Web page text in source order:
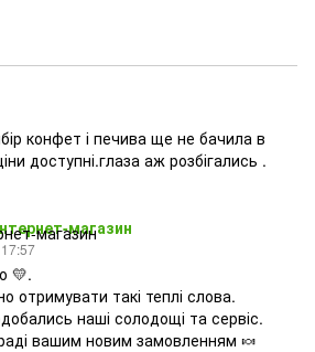
конфет і печива ще не бачила в
доступні.глаза аж розбігались .
магазин
💛.
отримувати такі теплі слова.
наші солодощі та сервіс.
вашим новим замовленням 🍬